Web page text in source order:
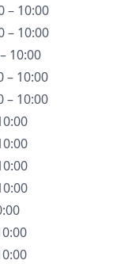
– 10:00
– 10:00
10:00
– 10:00
– 10:00